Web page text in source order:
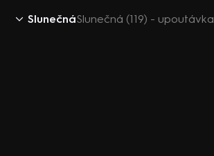
SlunečnáSlunečná (119) - upoutávka